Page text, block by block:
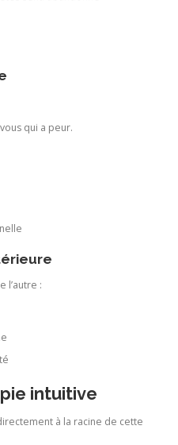
qui a peur.
l’autre :
intuitive
à la racine de cette